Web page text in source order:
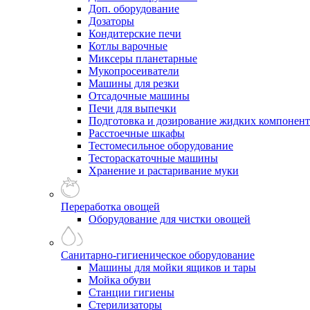
Доп. оборудование
Дозаторы
Кондитерские печи
Котлы варочные
Миксеры планетарные
Мукопросеиватели
Машины для резки
Отсадочные машины
Печи для выпечки
Подготовка и дозирование жидких
Расстоечные шкафы
Тестомесильное оборудование
Тестораскаточные машины
Хранение и растаривание муки
Переработка овощей
Оборудование для чистки овощей
Санитарно-гигиеническое оборудование
Машины для мойки ящиков и тары
Мойка обуви
Станции гигиены
Стерилизаторы